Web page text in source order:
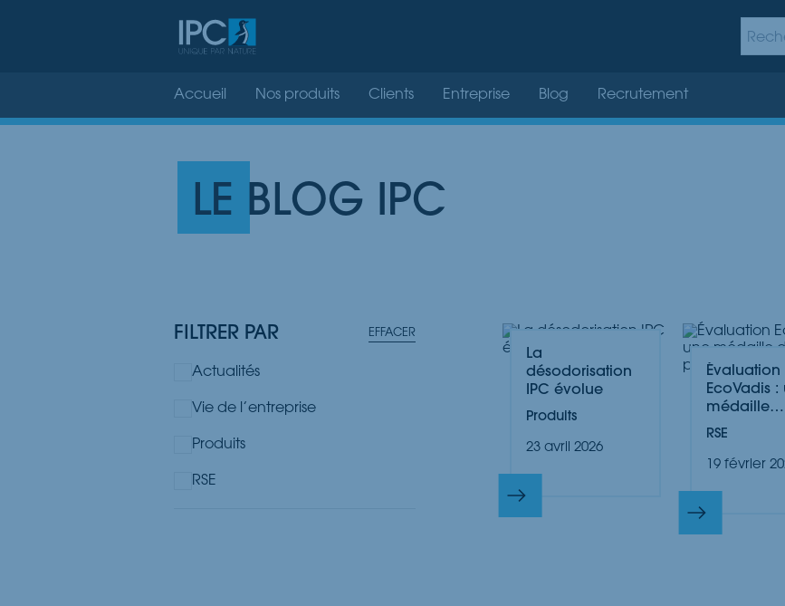
Accueil Nos produits Clients Entreprise Blog Recrutement
LE BLOG IPC
FILTRER PAR EFFACER
Actualités
Vie de l’entreprise
Produits
RSE
La
désodorisation
IPC évolue
Produits
23 avril 2026
Évaluation
EcoVadis :
médaille
d’argent
RSE
19 février